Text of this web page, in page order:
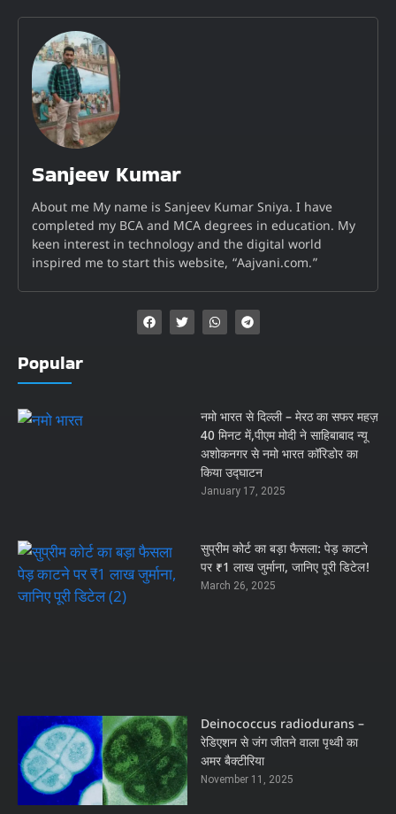
Sanjeev Kumar
About me My name is Sanjeev Kumar Sniya. I have
completed my BCA and MCA degrees in education. My
keen interest in technology and the digital world
inspired me to start this website, “Aajvani.com.”
Popular
नमो भारत से दिल्ली – मेरठ का सफर महज़
40 मिनट में,पीएम मोदी ने साहिबाबाद न्यू
अशोकनगर से नमो भारत कॉरिडोर का
किया उद्घाटन
January 17, 2025
सुप्रीम कोर्ट का बड़ा फैसला: पेड़ काटने
पर ₹1 लाख जुर्माना, जानिए पूरी डिटेल!
March 26, 2025
Deinococcus radiodurans –
रेडिएशन से जंग जीतने वाला पृथ्वी का
अमर बैक्टीरिया
November 11, 2025